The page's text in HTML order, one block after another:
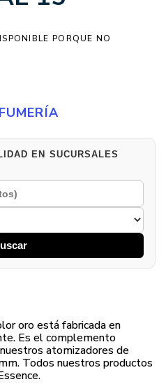
PORQUE NO
EN SUCURSALES
oro está fabricada en
Es el complemento
atomizadores de
Todos nuestros productos